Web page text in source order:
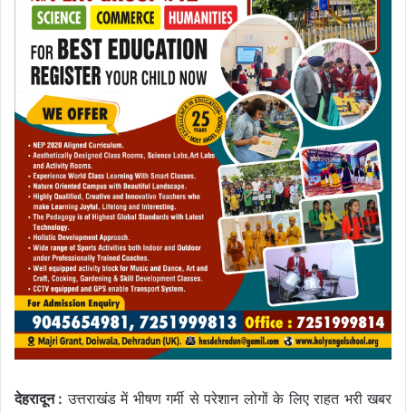
देहरादून : उत्तराखंड में भीषण गर्मी से परेशान लोगों के लिए राहत भरी खबर